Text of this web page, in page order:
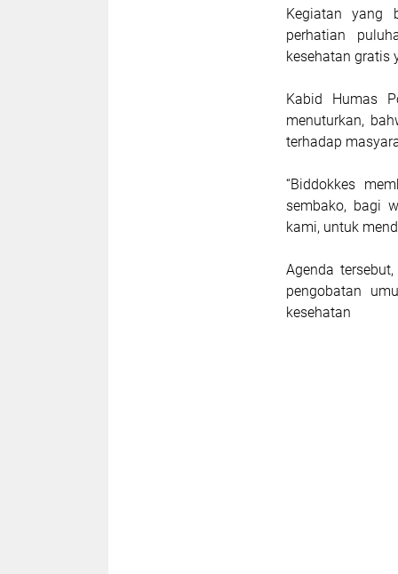
Kegiatan yang
perhatian
kesehatan gratis
Kabid Humas
menuturkan,
terhadap
“Biddokkes
sembako, bagi
kami, untuk
Agenda
pengobatan
kesehatan